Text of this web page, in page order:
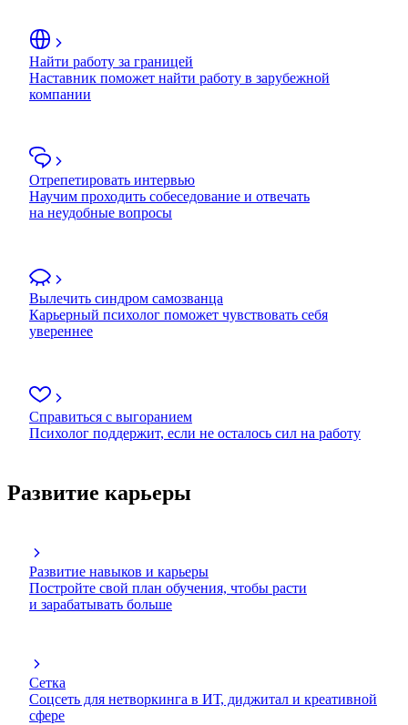
Найти работу за границей
Наставник поможет найти работу в зарубежной
компании
Отрепетировать интервью
Научим проходить собеседование и отвечать
на неудобные вопросы
Вылечить синдром самозванца
Карьерный психолог поможет чувствовать себя
увереннее
Справиться с выгоранием
Психолог поддержит, если не осталось сил на работу
Развитие карьеры
Развитие навыков и карьеры
Постройте свой план обучения, чтобы расти
и зарабатывать больше
Сетка
Соцсеть для нетворкинга в ИТ, диджитал и креативной
сфере